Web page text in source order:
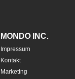
MONDO INC.
Impressum
Kontakt
Marketing